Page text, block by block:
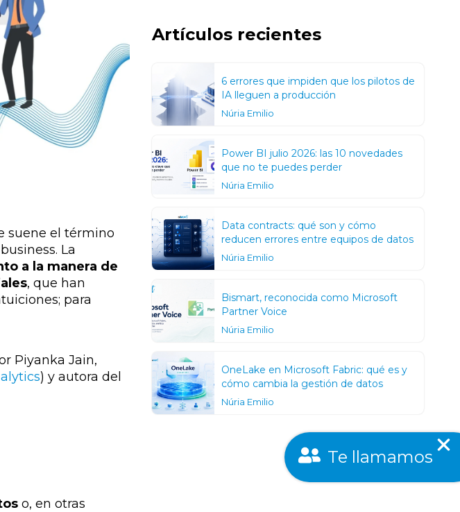
suene el término
La
a la manera de
, que han
para
Piyanka Jain,
) y autora del
o, en otras
Artículos recientes
6 errores que impiden que los pilotos de
IA lleguen a producción
Núria Emilio
Power BI julio 2026: las 10 novedades
que no te puedes perder
Núria Emilio
Data contracts: qué son y cómo
reducen errores entre equipos de datos
Núria Emilio
Bismart, reconocida como Microsoft
Partner Voice
Núria Emilio
OneLake en Microsoft Fabric: qué es y
cómo cambia la gestión de datos
Núria Emilio
Te llamamos